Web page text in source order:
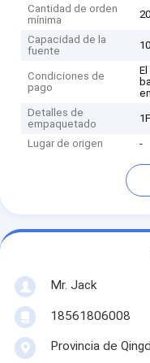
Cantidad de orden
mínima
Capacidad de la
fuente
Condiciones de
pago
Detalles de
empaquetado
Lugar de origen -
Mr. Jack
18561806008
Provincia de